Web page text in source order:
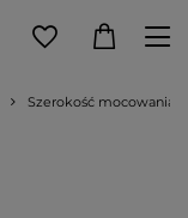
Szerokość mocowania